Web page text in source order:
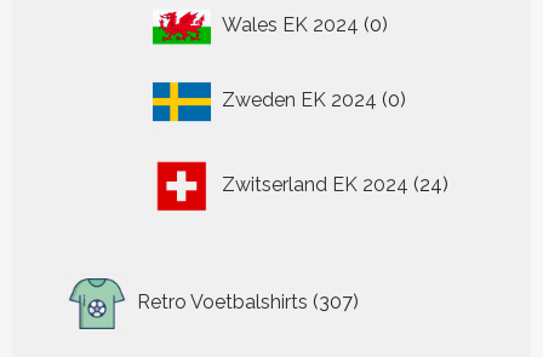
Wales EK 2024 00
Zweden EK 2024 0
producten
Zwitserland EK 2024 24
producten
Retro Voetbalshirts 307
producten